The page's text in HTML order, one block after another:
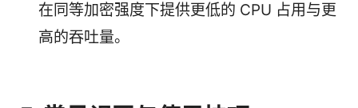
在同等加密强度下提供更低的 CPU 占用与更
高的吞吐量。